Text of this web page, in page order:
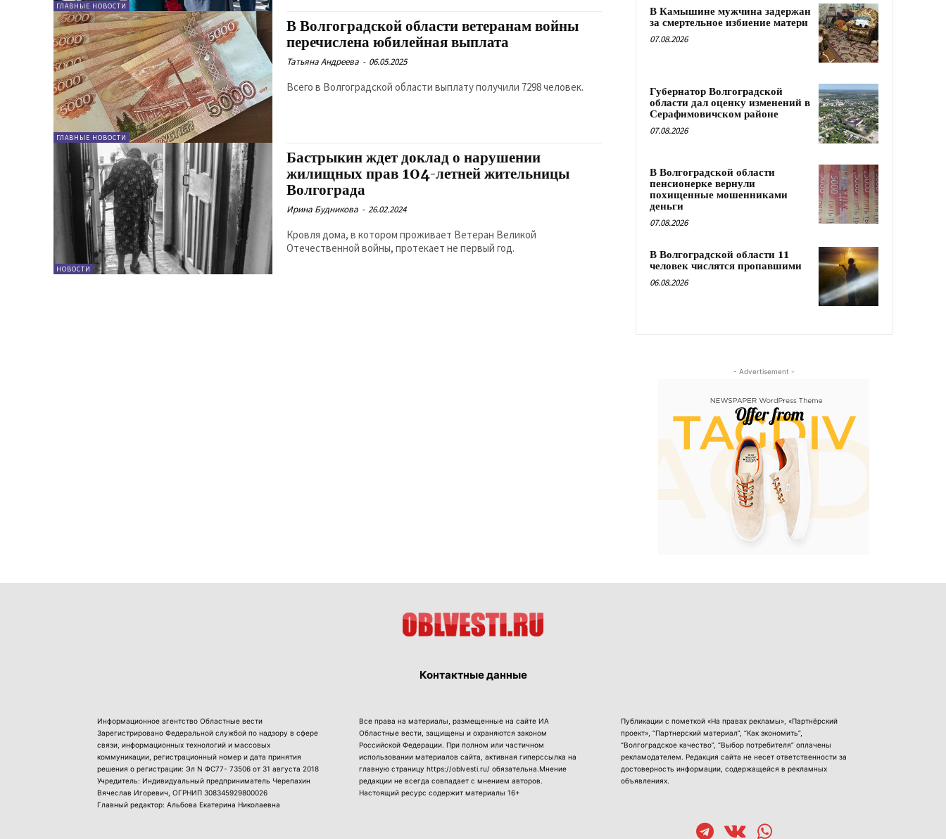
ГЛАВНЫЕ НОВОСТИ
ГЛАВНЫЕ НОВОСТИ
В Волгоградской области ветеранам войны
перечислена юбилейная выплата
Татьяна Андреева - 06.05.2025
Всего в Волгоградской области выплату получили 7298 человек.
НОВОСТИ
Бастрыкин ждет доклад о нарушении
жилищных прав 104-летней жительницы
Волгограда
Ирина Будникова - 26.02.2024
Кровля дома, в котором проживает Ветеран Великой
Отечественной войны, протекает не первый год.
В Камышине мужчина задержан
за смертельное избиение матери
07.08.2026
Губернатор Волгоградской
области дал оценку изменений в
Серафимовичском районе
07.08.2026
В Волгоградской области
пенсионерке вернули
похищенные мошенниками
деньги
07.08.2026
В Волгоградской области 11
человек числятся пропавшими
06.08.2026
- Advertisement -
Контактные данные
Информационное агентство Областные вести
Зарегистрировано Федеральной службой по надзору в сфере
связи, информационных технологий и массовых
коммуникации, регистрационный номер и дата принятия
решения о регистрации: Эл N ФС77- 73506 от 31 августа 2018
Учредитель: Индивидуальный предприниматель Черепахин
Вячеслав Игоревич, ОГРНИП 308345929800026
Главный редактор: Альбова Екатерина Николаевна
Все права на материалы, размещенные на сайте ИА
Областные вести, защищены и охраняются законом
Российской Федерации. При полном или частичном
использовании материалов сайта, активная гиперссылка на
главную страницу https://oblvesti.ru/ обязательна.Мнение
редакции не всегда совпадает с мнением авторов.
Настоящий ресурс содержит материалы 16+
Публикации с пометкой «На правах рекламы», «Партнёрский
проект», “Партнерский материал”, “Как экономить”,
“Волгоградское качество”, “Выбор потребителя” оплачены
рекламодателем. Редакция сайта не несет ответственности за
достоверность информации, содержащейся в рекламных
объявлениях.